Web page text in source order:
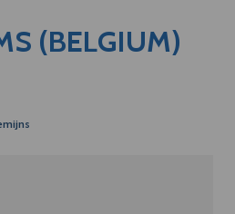
(BELGIUM)